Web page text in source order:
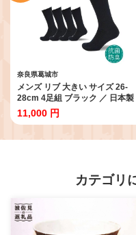
奈良県葛城市
メンズ リブ 大きい サイズ 26-
28cm 4足組 ブラック ／ 日本製
抗菌 防臭 紳士 靴下 ソックス ビ
ネス カジュアル SEKマーク 取得
11,000 円
カテゴリ